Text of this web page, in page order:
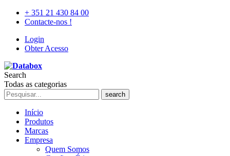
+ 351 21 430 84 00
Contacte-nos !
Login
Obter Acesso
Search
Todas as categorias
search
Início
Produtos
Marcas
Empresa
Quem Somos